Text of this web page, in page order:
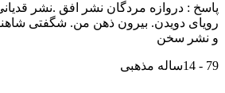
پاسخ : دروازه مردگان نشر افق .نشر
رویای دویدن. بیرون ذهن من. شگفتی
و نشر سخن
79 - 14ساله مذهبی